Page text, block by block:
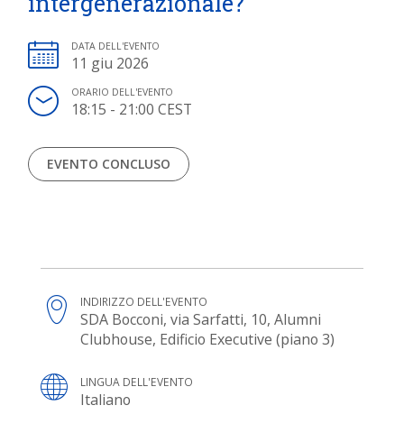
DATA DELL'EVENTO
11 giu 2026
ORARIO DELL'EVENTO
18:15 - 21:00 CEST
EVENTO CONCLUSO
INDIRIZZO DELL'EVENTO
SDA Bocconi, via Sarfatti, 10, Alumni
Clubhouse, Edificio Executive (piano 3)
LINGUA DELL'EVENTO
Italiano